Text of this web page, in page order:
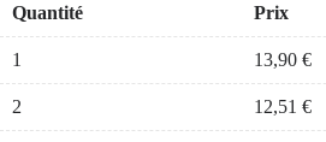
Quantité Prix
1 13,90 €
2 12,51 €